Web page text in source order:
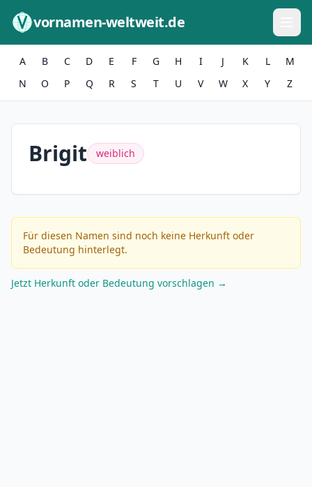
vornamen-weltweit.de
A B C D E F G H I J K L
M
N
O P Q R S T U V W X Y Z
Brigit weiblich
Für diesen Namen sind noch keine Herkunft oder
Bedeutung hinterlegt.
Jetzt Herkunft oder Bedeutung vorschlagen →